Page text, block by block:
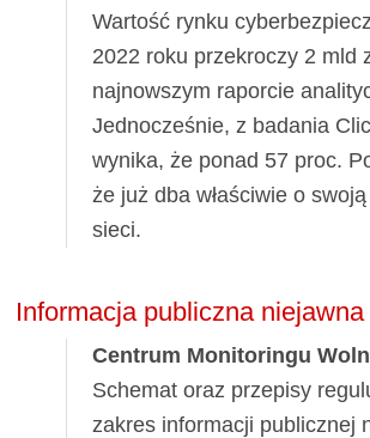
Wartość rynku
2022 roku przekroczy 2 mld
najnowszym raporcie
Jednocześnie, z badania
wynika, że ponad 57 proc.
że już dba właściwie o
sieci.
Informacja publiczna niejawna
Centrum Monitoringu
Schemat oraz przepisy
zakres informacji publicznej